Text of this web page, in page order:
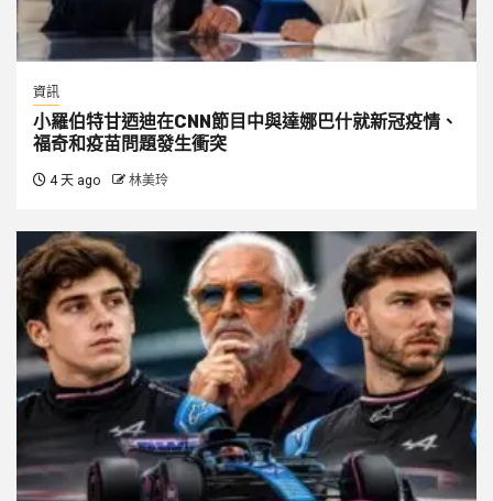
資訊
小羅伯特甘迺迪在CNN節目中與達娜巴什就新冠疫情、
福奇和疫苗問題發生衝突
4 天 ago 林美玲